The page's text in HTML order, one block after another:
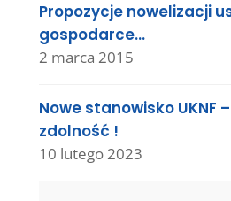
Propozycje nowelizacji
gospodarce…
2 marca 2015
Nowe stanowisko UKNF
zdolność !
10 lutego 2023